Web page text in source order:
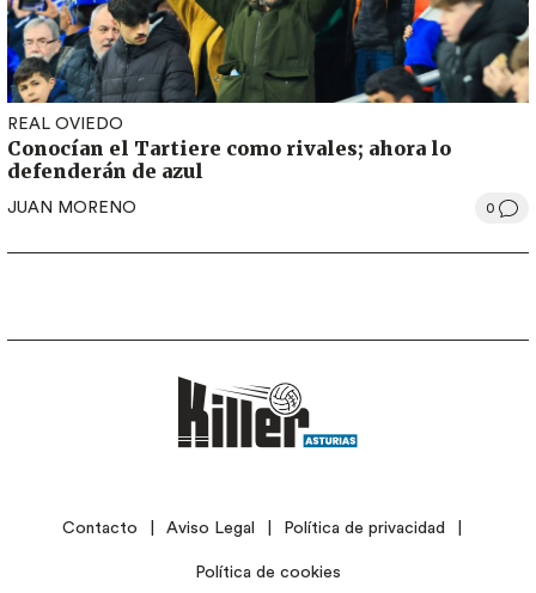
REAL OVIEDO
Conocían el Tartiere como rivales; ahora lo
defenderán de azul
JUAN MORENO 0
LEGALContacto Aviso Legal Política de privacidad
Política de cookies